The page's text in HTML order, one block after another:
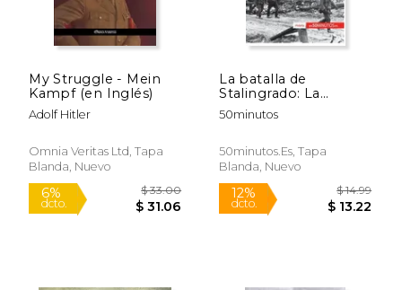
dcto. $ 19.23 dcto.
My Struggle - Mein
Kampf (en Inglés)
Adolf Hitler
Omnia Veritas Ltd, Tapa
Blanda, Nuevo
La batalla de
Stalingrado: La
primera derrota de la
Wehrmacht alemana
50minutos
50minutos.Es, Tapa
Blanda, Nuevo